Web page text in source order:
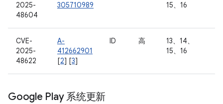
2025-
48604
305710989
15、16
CVE-
2025-
48622
A-
412662901
[2] [3]
ID 高
13、14、
15、16
Google Play 系统更新